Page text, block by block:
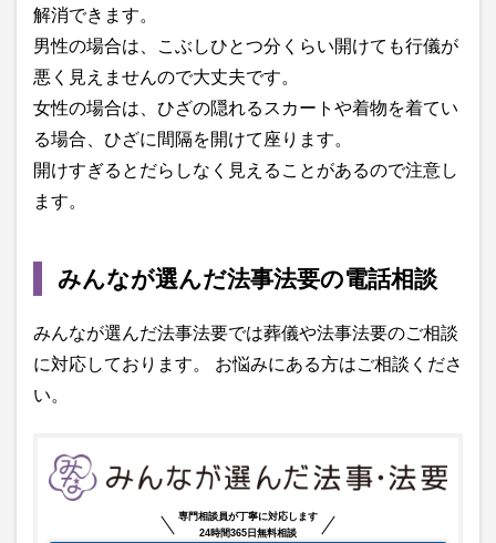
解消できます。
男性の場合は、こぶしひとつ分くらい開けても行儀が
悪く見えませんので大丈夫です。
女性の場合は、ひざの隠れるスカートや着物を着てい
る場合、ひざに間隔を開けて座ります。
開けすぎるとだらしなく見えることがあるので注意し
ます。
みんなが選んだ法事法要の電話相談
みんなが選んだ法事法要では葬儀や法事法要のご相談
に対応しております。 お悩みにある方はご相談くださ
い。
専門相談員が丁寧に対応します
24時間365日無料相談